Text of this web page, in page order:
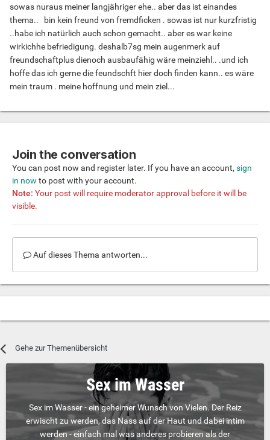
sowas nuraus meiner langjähriger ehe.. aber das ist einandes
thema.. bin kein freund von fremdficken . sowas ist nur kurzfristig
..habe ich natürlich auch schon gemacht.. aber es war keine
wirkichhe befriedigung. deshalb7sg mein augenmerk auf
freundschaftplus dienoch ausbaufähig wäre meinziehl.. .und ich
hoffe das ich gerne die feundschft hier doch finden kann.. es wäre
mein traum . meine hoffnung und mein ziel...
Join the conversation
You can post now and register later. If you have an account, sign
in now to post with your account.
Note: Your post will require moderator approval before it will be
visible.
Auf dieses Thema antworten...
Gehe zur Themenübersicht
Sex im Wasser
Sex im Wasser - ein geheimer Wunsch von Vielen. Der Reiz
erwischt zu werden, das Nass auf der Haut und dabei intim
werden - einfach mal was anderes probieren als der